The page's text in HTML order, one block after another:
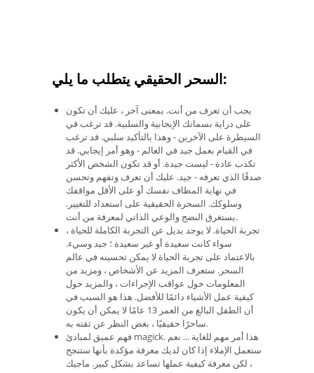
السحر الحقيقي يتطلب ما يلي:
يجب أن تعرف من أنت. بمعنى آخر ، عليك أن تكون
على دراية بسماتك الإيجابية والسلبية. قد ترغب في
السيطرة على الآخرين - وهذا بالتأكيد سلبي. قد ترغب
في القيام بعمل جيد في العالم - وهو أمر إيجابي. قد
تكذب عادة - ليست جيدة. أو قد تكون الشخص الأكثر
صدقًا الذي تعرفه - جيد. عليك أن تعرف وتفهم وتحسن
في نهاية المطاف نفسك أو على الأقل مواقفك
وسلوكك. السحرة الحقيقية على استعداد للتغيير.
يستغرق النضج والوعي الذاتي لمعرفة من أنت.
تجربة الحياة. لا يوجد بديل عن التجربة الكاملة للحياة ،
سواء كانت سعيدة أو غير سعيدة ؛ جيد وسيء.
بالاعتماد على تجربة الحياة لا يمكن تحسينه في عالم
السحر. ستعرف المزيد عن الأشخاص ، ومزيد من
المعلومات حول عواقب الإجراءات ، والمزيد حول
كيفية عمل الأشياء دائمًا للأفضل. هذا هو السبب في
أن الطفل البالغ من العمر 13 عامًا لا يمكن أن يكون
ساحرًا حقيقيًا ، بغض النظر عن ثقته به.
فهم عميق لمبادئ magick. هذا أمر مهم للغاية ... نعم
ستعمل الإملاء إذا كان لديك معرفة مؤكدة بأنها ستنجح
، لكن معرفة كيفية عملها تساعد بشكل كبير. ماجيك